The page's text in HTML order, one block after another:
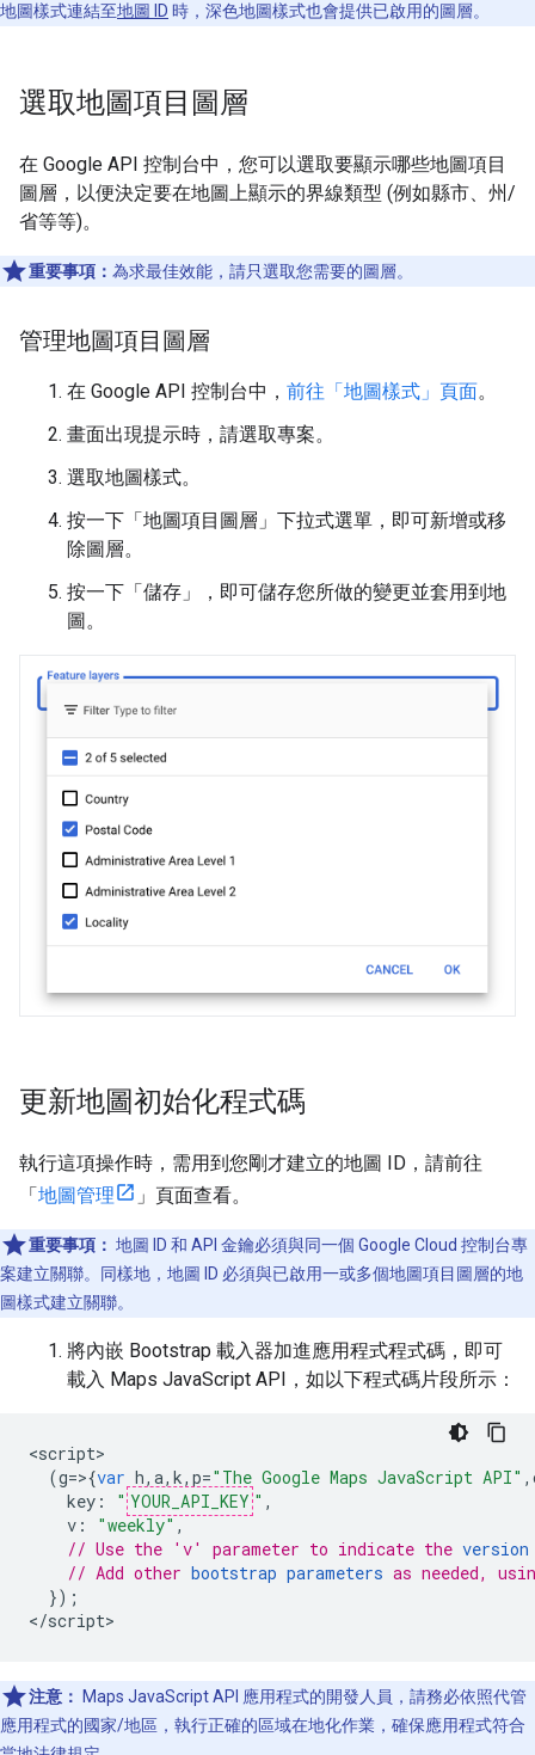
地圖樣式連結至地圖 ID 時，深色地圖樣式也會提供已啟用的圖層。
選取地圖項目圖層
在 Google API 控制台中，您可以選取要顯示哪些地圖項目
圖層，以便決定要在地圖上顯示的界線類型 (例如縣市、州/
省等等)。
重要事項： 為求最佳效能，請只選取您需要的圖層。
管理地圖項目圖層
在 Google API 控制台中， 前往「地圖樣式」頁面。
畫面出現提示時，請選取專案。
選取地圖樣式。
按一下「地圖項目圖層」 下拉式選單，即可新增或移
除圖層。
按一下「儲存」
，即可儲存您所做的變更並套用到地
圖。
更新地圖初始化程式碼
執行這項操作時，需用到您剛才建立的地圖 ID，請前往
「地圖管理 」頁面查看。
重要事項： 地圖 ID 和 API 金鑰必須與同一個 Google Cloud 控制台專
案建立關聯。同樣地，地圖 ID 必須與已啟用一或多個地圖項目圖層的地
圖樣式建立關聯。
將內嵌 Bootstrap 載入器加進應用程式程式碼，即可
載入 Maps JavaScript API，如以下程式碼片段所示：
<script
(g=>{var h, a, k, p="The Google Maps JavaScript API" ,
key : " YOUR_API_KEY " ,
v : "weekly" ,
// Use the 'v' parameter to indicate the version
// Add other bootstrap parameters as needed,
});
</script>
注意： Maps JavaScript API 應用程式的開發人員，請務必依照代管
應用程式的國家/地區，執行正確的區域在地化作業，確保應用程式符合